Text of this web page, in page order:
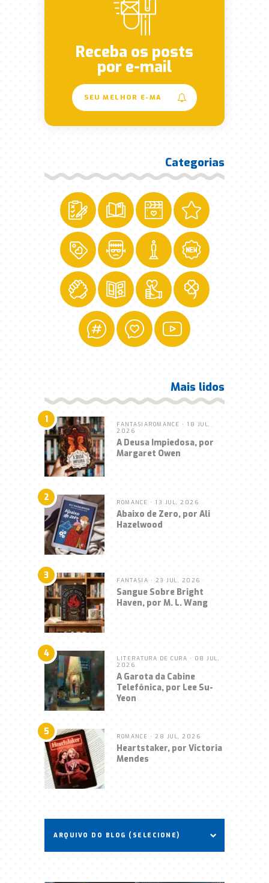
Receba os posts
por e-mail
Categorias
Mais lidos
1 FANTASIAROMANCE • 18 JUL,
2026
A Deusa Impiedosa, por
Margaret Owen
2 ROMANCE • 13 JUL, 2026
Abaixo de Zero, por Ali
Hazelwood
3 FANTASIA • 23 JUL, 2026
Sangue Sobre Bright
Haven, por M. L. Wang
4 LITERATURA DE CURA • 08 JUL,
2026
A Garota da Cabine
Telefônica, por Lee Su-
Yeon
5 ROMANCE • 28 JUL, 2026
Heartstaker, por Victoria
Mendes
ARQUIVO DO BLOG (SELECIONE)